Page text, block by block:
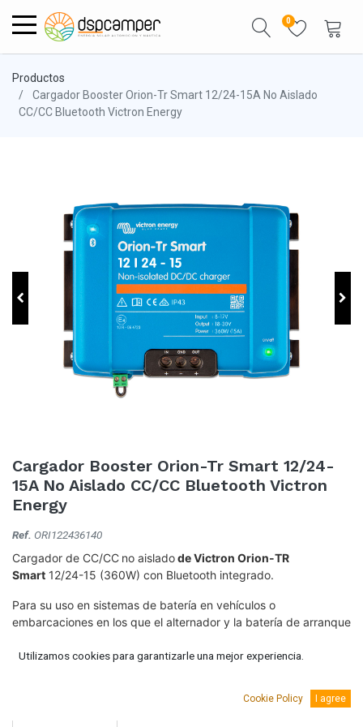
0
Productos
Cargador Booster Orion-Tr Smart 12/24-15A No Aislado
CC/CC Bluetooth Victron Energy
Cargador Booster Orion-Tr Smart 12/24-
15A No Aislado CC/CC Bluetooth Victron
Energy
Ref. ORI122436140
Cargador de CC/CC no aisladode Victron Orion-TR
Smart 12/24-15 (360W) con Bluetooth integrado.
Para su uso en sistemas de batería en vehículos o
embarcaciones en los que el alternador y la batería de arranque
Utilizamos cookies para garantizarle una mejor experiencia.
Cookie Policy I agree